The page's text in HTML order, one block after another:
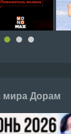
мира Дорам